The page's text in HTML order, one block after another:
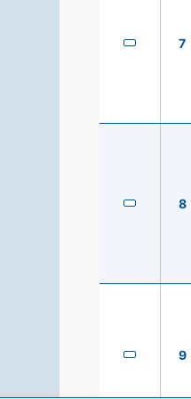
7
8
9